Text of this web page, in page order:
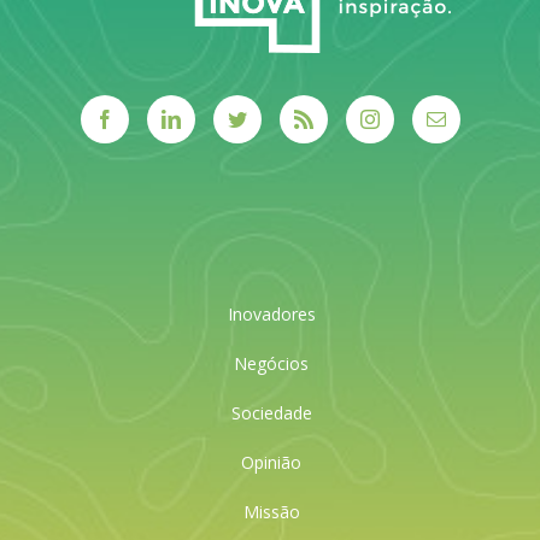
Inovadores
Negócios
Sociedade
Opinião
Missão